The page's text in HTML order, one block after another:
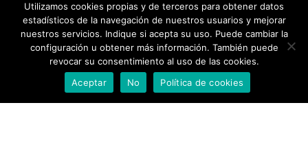
Detalles de la cuenta
© Copyright 2020 | Axarmantel S.L. | Todos los derechos
reservados.
Utilizamos cookies propias y de terceros para obtener datos
estadísticos de la navegación de nuestros usuarios y mejorar
nuestros servicios. Indique si acepta su uso. Puede cambiar la
configuración u obtener más información. También puede
revocar su consentimiento al uso de las cookies.
Aceptar
No Política de cookies